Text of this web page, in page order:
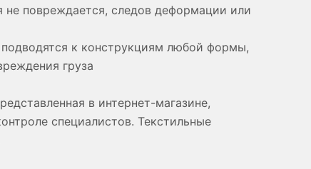
не повреждается, следов деформации или
подводятся к конструкциям любой формы,
груза
в интернет-магазине,
специалистов. Текстильные